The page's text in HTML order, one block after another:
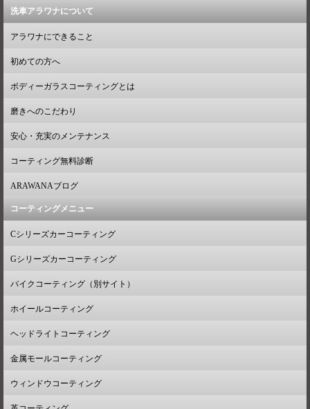
洗車アラワナについて
アラワナにできること
初めての方へ
ボディーガラスコーティングとは
磨きへのこだわり
安心・充実のメンテナンス
コーティング無料診断
ARAWANAブログ
コーティングメニュー
Cシリーズカーコーティング
Gシリーズカーコーティング
バイクコーティング（別サイト）
ホイールコーティング
ヘッドライトコーティング
金属モールコーティング
ウィンドウコーティング